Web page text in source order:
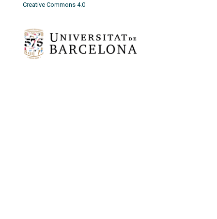
Creative Commons 4.0